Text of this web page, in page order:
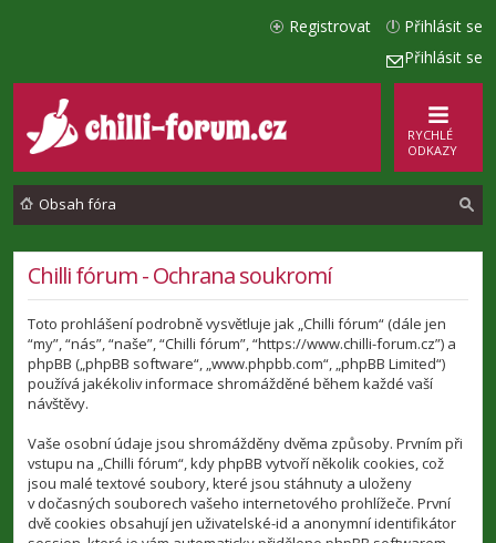
Přihlásit se
Přihlásit se
Registrovat
RYCHLÉ
ODKAZY
Obsah fóra
Chilli fórum - Ochrana soukromí
Toto prohlášení podrobně vysvětluje jak „Chilli fórum“ (dále jen
“my”, “nás”, “naše”, “Chilli fórum”, “https://www.chilli-forum.cz”) a
phpBB („phpBB software“, „www.phpbb.com“, „phpBB Limited“)
používá jakékoliv informace shromážděné během každé vaší
návštěvy.
Vaše osobní údaje jsou shromážděny dvěma způsoby. Prvním při
vstupu na „Chilli fórum“, kdy phpBB vytvoří několik cookies, což
jsou malé textové soubory, které jsou stáhnuty a uloženy
v dočasných souborech vašeho internetového prohlížeče. První
dvě cookies obsahují jen uživatelské-id a anonymní identifikátor